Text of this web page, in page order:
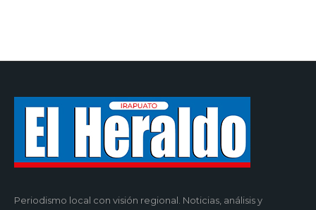
Periodismo local con visión regional. Noticias, análisis y